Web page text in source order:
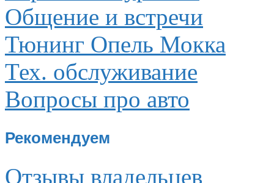
Общение и встречи
Тюнинг Опель Мокка
Тех. обслуживание
Вопросы про авто
Рекомендуем
Отзывы владельцев